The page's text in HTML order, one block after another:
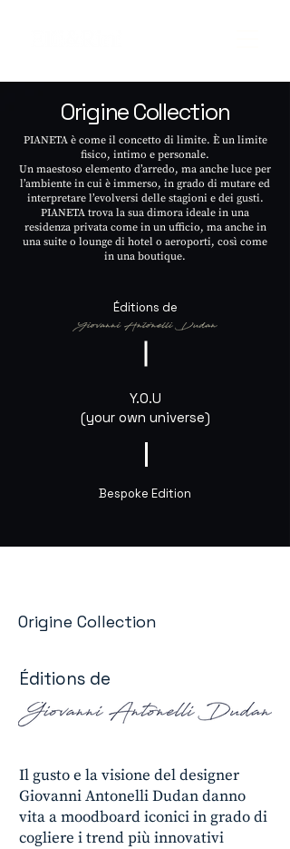
Origine Collection
PIANETA è come il concetto di limite. È un limite
fisico, intimo e personale.
Un maestoso elemento d’arredo, ma anche luce per
l’ambiente in cui è immerso, in grado di mutare ed
interpretare l’evolversi delle stagioni e dei gusti.
PIANETA trova la sua dimora ideale in una
residenza privata come in un ufficio, ma anche in
una suite o lounge di hotel o aeroporti, così come
in una boutique.
Éditions de
Y.O.U
(your own universe)
Bespoke Edition
Origine Collection
Éditions de
Il gusto e la visione del designer
Giovanni Antonelli Dudan danno
vita a moodboard iconici in grado di
cogliere i trend più innovativi